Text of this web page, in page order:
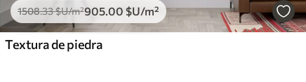
1508.33$U/m²905.00 $U/m²
Textura de piedra